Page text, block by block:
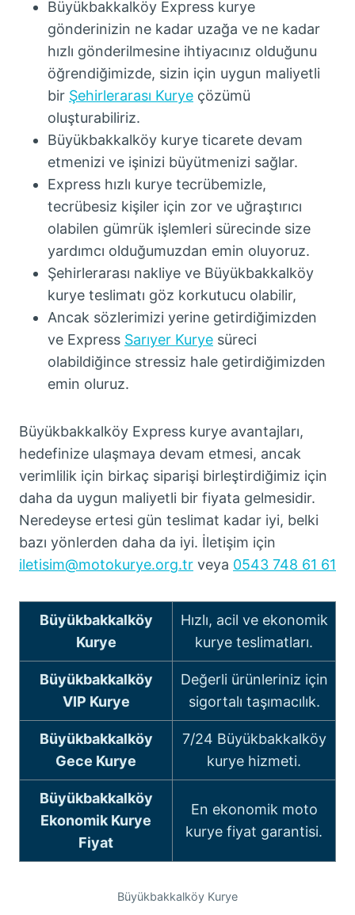
Büyükbakkalköy Express kurye
gönderinizin ne kadar uzağa ve ne kadar
hızlı gönderilmesine ihtiyacınız olduğunu
öğrendiğimizde, sizin için uygun maliyetli
bir Şehirlerarası Kurye çözümü
oluşturabiliriz.
Büyükbakkalköy kurye ticarete devam
etmenizi ve işinizi büyütmenizi sağlar.
Express hızlı kurye tecrübemizle,
tecrübesiz kişiler için zor ve uğraştırıcı
olabilen gümrük işlemleri sürecinde size
yardımcı olduğumuzdan emin oluyoruz.
Şehirlerarası nakliye ve Büyükbakkalköy
kurye teslimatı göz korkutucu olabilir,
Ancak sözlerimizi yerine getirdiğimizden
ve Express Sarıyer Kurye süreci
olabildiğince stressiz hale getirdiğimizden
emin oluruz.
Büyükbakkalköy Express kurye avantajları,
hedefinize ulaşmaya devam etmesi, ancak
verimlilik için birkaç siparişi birleştirdiğimiz için
daha da uygun maliyetli bir fiyata gelmesidir.
Neredeyse ertesi gün teslimat kadar iyi, belki
bazı yönlerden daha da iyi. İletişim için
iletisim@motokurye.org.tr veya 0543 748 61 61
Büyükbakkalköy
Kurye
Hızlı, acil ve ekonomik
kurye teslimatları.
Büyükbakkalköy
VIP Kurye
Değerli ürünleriniz için
sigortalı taşımacılık.
Büyükbakkalköy
Gece Kurye
7/24 Büyükbakkalköy
kurye hizmeti.
Büyükbakkalköy
Ekonomik Kurye
Fiyat
En ekonomik moto
kurye fiyat garantisi.
Büyükbakkalköy Kurye